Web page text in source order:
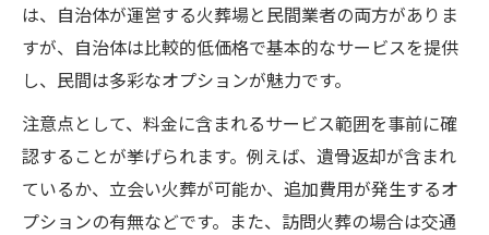
は、自治体が運営する火葬場と民間業者の両方がありま
すが、自治体は比較的低価格で基本的なサービスを提供
し、民間は多彩なオプションが魅力です。
注意点として、料金に含まれるサービス範囲を事前に確
認することが挙げられます。例えば、遺骨返却が含まれ
ているか、立会い火葬が可能か、追加費用が発生するオ
プションの有無などです。また、訪問火葬の場合は交通